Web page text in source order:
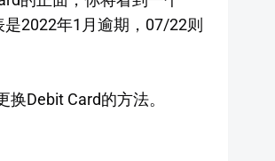
2022年1月逾期，07/22则
Debit Card的方法。